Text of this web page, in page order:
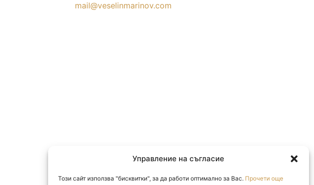
Управление на съгласие
Този сайт използва "бисквитки", за да работи оптимално за Вас. Прочети още
mail@veselinmarinov.com